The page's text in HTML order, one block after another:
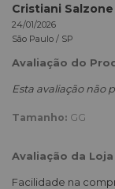
Cristiani
24/01/2026
São Paulo / SP
Avaliação do
Esta avaliação não
Tamanho: GG
Avaliação da Loja
Facilidade na